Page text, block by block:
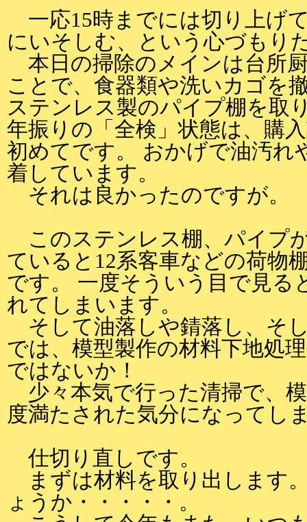
一応15時までには切り上げ
にいそしむ、という心づもり
本日の掃除のメインは台所
ことで、食器類や洗いカゴを
ステンレス製のパイプ棚を取
年振りの「全検」状態は、購
初めてです。 おかげで油汚れ
着しています。
それは良かったのですが。
このステンレス棚、パイプ
ていると12系客車などの荷物
です。 一度そういう目で見る
れてしまいます。
そして油落しや錆落し、そ
では、模型製作の材料下地処
ではないか！
少々本気で行った清掃で、
度満たされた気分になってし
仕切り直しです。
まずは材料を取り出します
ょうか・・・・・。